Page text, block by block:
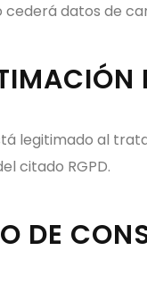
cederá datos de
legitimado al
citado RGPD.
DE